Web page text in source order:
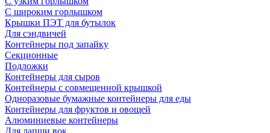
С широким горлышком
Крышки ПЭТ для бутылок
Для сэндвичей
Контейнеры под запайку
Секционные
Подложки
Контейнеры для сыров
Контейнеры с совмещенной крышкой
Одноразовые бумажные контейнеры для еды
Контейнеры для фруктов и овощей
Алюминиевые контейнеры
Для лапши вок